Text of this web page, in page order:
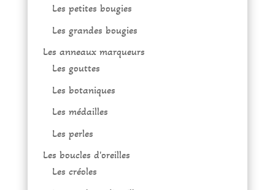
Les petites bougies
Les grandes bougies
Les anneaux marqueurs
Les gouttes
Les botaniques
Les médailles
Les perles
Les boucles d'oreilles
Les créoles